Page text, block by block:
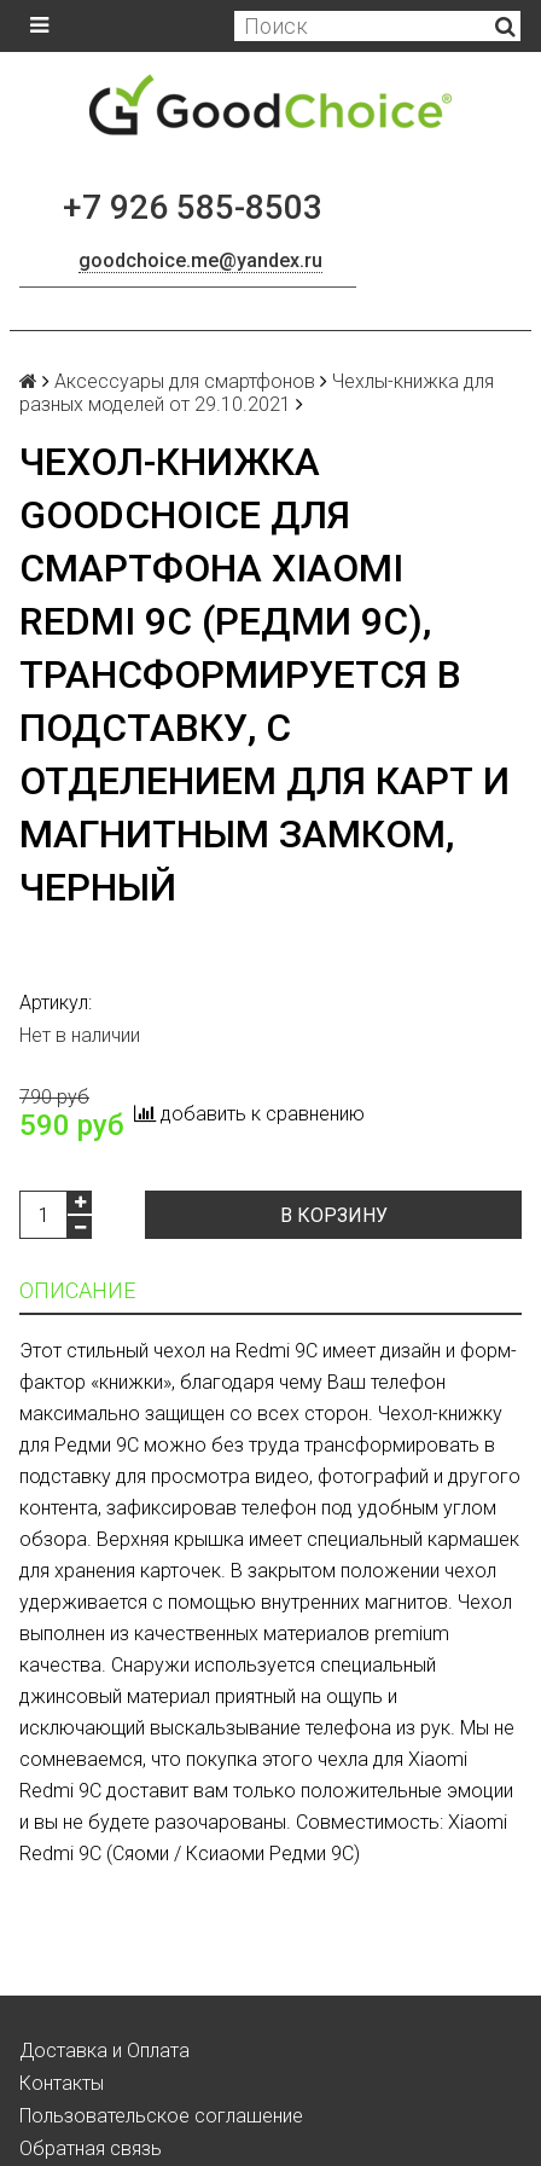
+7 926 585-8503
goodchoice.me@yandex.ru
Аксессуары для смартфонов
Чехлы-книжка для
разных моделей от 29.10.2021
ЧЕХОЛ-КНИЖКА
GOODCHOICE ДЛЯ
СМАРТФОНА XIAOMI
REDMI 9C (РЕДМИ 9С),
ТРАНСФОРМИРУЕТСЯ В
ПОДСТАВКУ, С
ОТДЕЛЕНИЕМ ДЛЯ КАРТ И
МАГНИТНЫМ ЗАМКОМ,
ЧЕРНЫЙ
Артикул:
Нет в наличии
790 руб
590 руб добавить к сравнению
В КОРЗИНУ
ОПИСАНИЕ
Этот стильный чехол на Redmi 9C имеет дизайн и форм-
фактор «книжки», благодаря чему Ваш телефон
максимально защищен со всех сторон. Чехол-книжку
для Редми 9С можно без труда трансформировать в
подставку для просмотра видео, фотографий и другого
контента, зафиксировав телефон под удобным углом
обзора. Верхняя крышка имеет специальный кармашек
для хранения карточек. В закрытом положении чехол
удерживается с помощью внутренних магнитов. Чехол
выполнен из качественных материалов premium
качества. Снаружи используется специальный
джинсовый материал приятный на ощупь и
исключающий выскальзывание телефона из рук. Мы не
сомневаемся, что покупка этого чехла для Xiaomi
Redmi 9C доставит вам только положительные эмоции
и вы не будете разочарованы. Совместимость: Xiaomi
Redmi 9C (Сяоми / Ксиаоми Редми 9С)
Доставка и Оплата
Контакты
Пользовательское соглашение
Обратная связь